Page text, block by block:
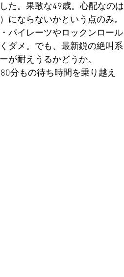
た。果敢な49歳。心配なのは
にならないかという点のみ。
パイレーツやロックンロール
ダメ。でも、最新鋭の絶叫系
が耐えうるかどうか。
分もの待ち時間を乗り越え